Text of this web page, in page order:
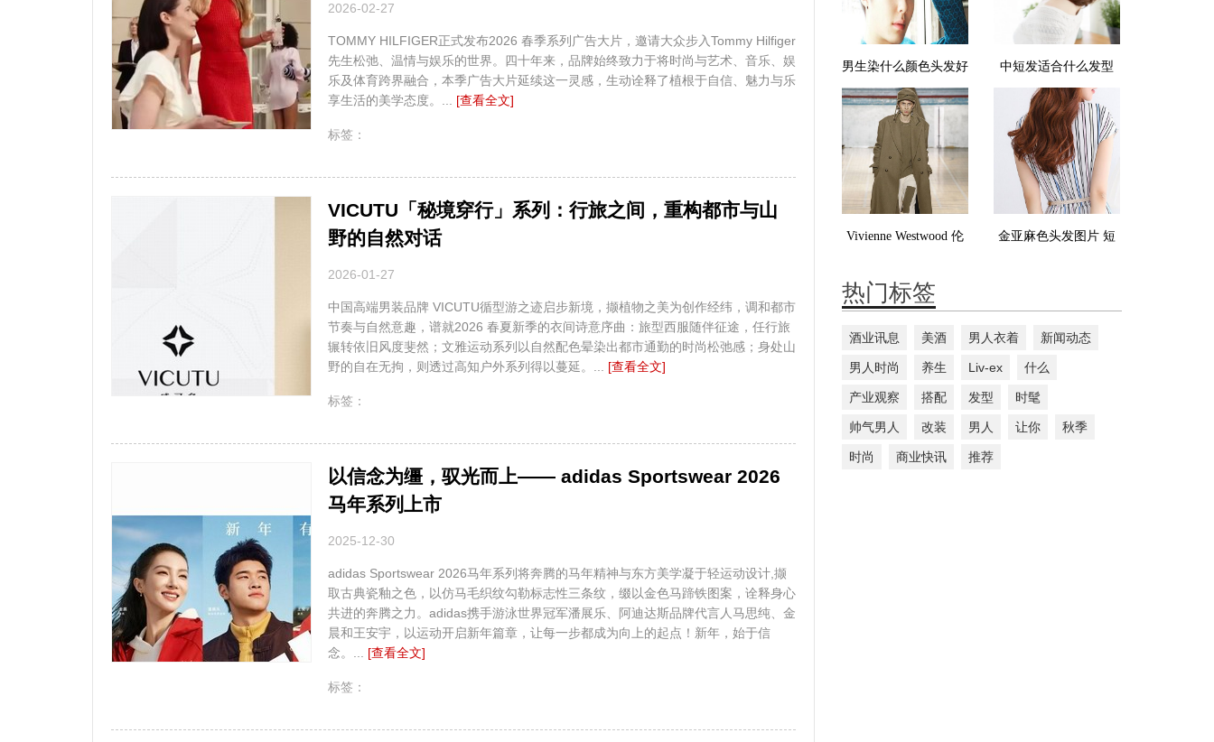
2026-02-27
TOMMY HILFIGER正式发布2026 春季系列广告大片，邀请大众步入Tommy Hilfiger
先生松弛、温情与娱乐的世界。四十年来，品牌始终致力于将时尚与艺术、音乐、娱
乐及体育跨界融合，本季广告大片延续这一灵感，生动诠释了植根于自信、魅力与乐
享生活的美学态度。... [查看全文]
标签：
VICUTU「秘境穿行」系列：行旅之间，重构都市与山
野的自然对话
2026-01-27
中国高端男装品牌 VICUTU循型游之迹启步新境，撷植物之美为创作经纬，调和都市
节奏与自然意趣，谱就2026 春夏新季的衣间诗意序曲：旅型西服随伴征途，任行旅
辗转依旧风度斐然；文雅运动系列以自然配色晕染出都市通勤的时尚松弛感；身处山
野的自在无拘，则透过高知户外系列得以蔓延。... [查看全文]
标签：
以信念为缰，驭光而上—— adidas Sportswear 2026
马年系列上市
2025-12-30
adidas Sportswear 2026马年系列将奔腾的马年精神与东方美学凝于轻运动设计,撷
取古典瓷釉之色，以仿马毛织纹勾勒标志性三条纹，缀以金色马蹄铁图案，诠释身心
共进的奔腾之力。adidas携手游泳世界冠军潘展乐、阿迪达斯品牌代言人马思纯、金
晨和王安宇，以运动开启新年篇章，让每一步都成为向上的起点！新年，始于信
念。... [查看全文]
标签：
男生染什么颜色头发好
看 M字刘海深蓝色浅
蓝色很张扬
中短发适合什么发型
染什么颜色好看
Vivienne Westwood 伦 金亚麻色头发图片 短
热门标签
酒业讯息 美酒 男人衣着 新闻动态
男人时尚 养生 Liv-ex 什么
产业观察 搭配 发型 时髦
帅气男人 改装 男人 让你 秋季
时尚 商业快讯 推荐